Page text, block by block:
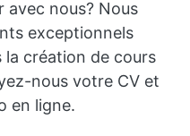
avec nous? Nous
exceptionnels
la création de cours
nous votre CV et
en ligne.